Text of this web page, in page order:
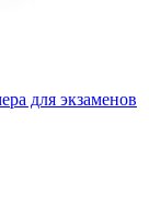
для экзаменов